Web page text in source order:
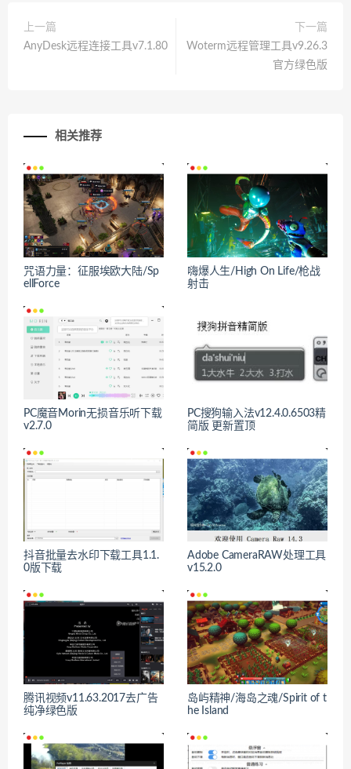
上一篇
AnyDesk远程连接工具v7.1.80
下一篇
Woterm远程管理工具v9.26.3
官方绿色版
相关推荐
咒语力量：征服埃欧大陆/Sp
ellForce
嗨爆人生/High On Life/枪战
射击
PC魔音Morin无损音乐听下载
v2.7.0
PC搜狗输入法v12.4.0.6503精
简版 更新置顶
抖音批量去水印下载工具1.1.
0版下载
Adobe CameraRAW处理工具
v15.2.0
腾讯视频v11.63.2017去广告
纯净绿色版
岛屿精神/海岛之魂/Spirit of t
he Island